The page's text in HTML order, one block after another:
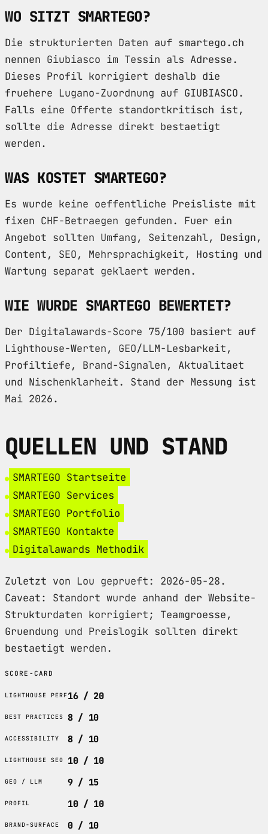
WO SITZT SMARTEGO?
Die strukturierten Daten auf smartego.ch
nennen Giubiasco im Tessin als Adresse.
Dieses Profil korrigiert deshalb die
fruehere Lugano-Zuordnung auf GIUBIASCO.
Falls eine Offerte standortkritisch ist,
sollte die Adresse direkt bestaetigt
werden.
WAS KOSTET SMARTEGO?
Es wurde keine oeffentliche Preisliste mit
fixen CHF-Betraegen gefunden. Fuer ein
Angebot sollten Umfang, Seitenzahl, Design,
Content, SEO, Mehrsprachigkeit, Hosting und
Wartung separat geklaert werden.
WIE WURDE SMARTEGO BEWERTET?
Der Digitalawards-Score 75/100 basiert auf
Lighthouse-Werten, GEO/LLM-Lesbarkeit,
Profiltiefe, Brand-Signalen, Aktualitaet
und Nischenklarheit. Stand der Messung ist
Mai 2026.
QUELLEN UND STAND
SMARTEGO Startseite
SMARTEGO Services
SMARTEGO Portfolio
SMARTEGO Kontakte
Digitalawards Methodik
Zuletzt von Lou geprueft: 2026-05-28.
Caveat: Standort wurde anhand der Website-
Strukturdaten korrigiert; Teamgroesse,
Gruendung und Preislogik sollten direkt
bestaetigt werden.
SCORE-CARD
LIGHTHOUSE PERF16 / 20
BEST PRACTICES 8 / 10
ACCESSIBILITY 8 / 10
LIGHTHOUSE SEO 10 / 10
GEO / LLM 9 / 15
PROFIL 10 / 10
BRAND-SURFACE 0 / 10